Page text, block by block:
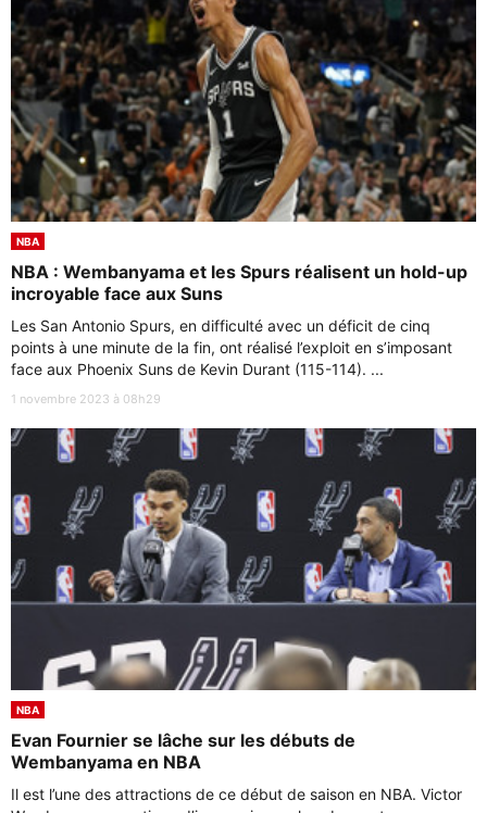
NBA
NBA : Wembanyama et les Spurs réalisent un hold-up
incroyable face aux Suns
Les San Antonio Spurs, en difficulté avec un déficit de cinq
points à une minute de la fin, ont réalisé l’exploit en s’imposant
face aux Phoenix Suns de Kevin Durant (115-114). ...
1 novembre 2023 à 08h29
NBA
Evan Fournier se lâche sur les débuts de
Wembanyama en NBA
Il est l’une des attractions de ce début de saison en NBA. Victor